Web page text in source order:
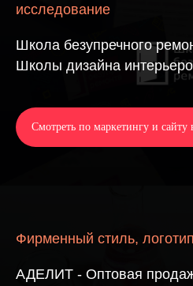
исследование
Школа безупречного
Школы дизайна
Смотреть по маркетингу и сайту
Фирменный стиль,
АДЕЛИТ - Оптовая